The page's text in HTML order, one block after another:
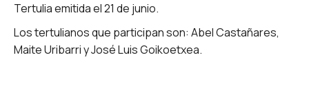
Tertulia emitida el 21 de junio.
Los tertulianos que participan son: Abel Castañares,
Maite Uribarri y José Luis Goikoetxea.